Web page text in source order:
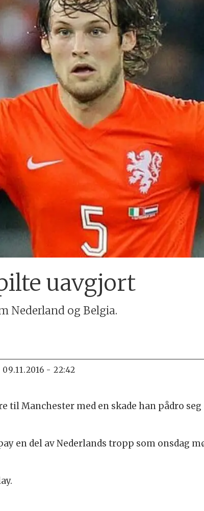
uavgjort
Nederland og Belgia.
09.11.2016 - 22:42
Manchester med en skade han pådro seg
en del av Nederlands tropp som onsdag